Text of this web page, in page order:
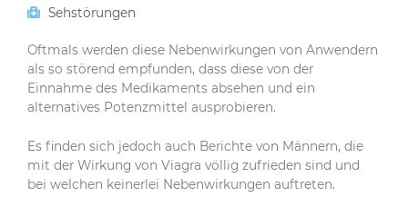
Sehstörungen
Oftmals werden diese Nebenwirkungen von Anwendern
als so störend empfunden, dass diese von der
Einnahme des Medikaments absehen und ein
alternatives Potenzmittel ausprobieren.
Es finden sich jedoch auch Berichte von Männern, die
mit der Wirkung von Viagra völlig zufrieden sind und
bei welchen keinerlei Nebenwirkungen auftreten.